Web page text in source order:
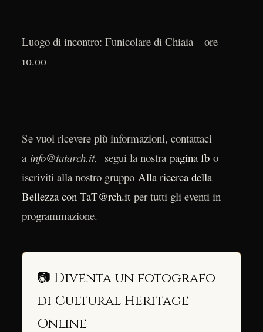
Luogo di incontro: Funicolare di Chiaia – ore
10.00
Se vuoi ricevere più informazioni, contattaci
a info@tatarch.it, segui la nostra pagina fbo
iscriviti alla nostro gruppoAlla ricerca della
Bellezza con TaT@rch.it per tutti gli eventi in
programmazione.
📷 Diventa un fotografo
di Cultural Heritage
Online